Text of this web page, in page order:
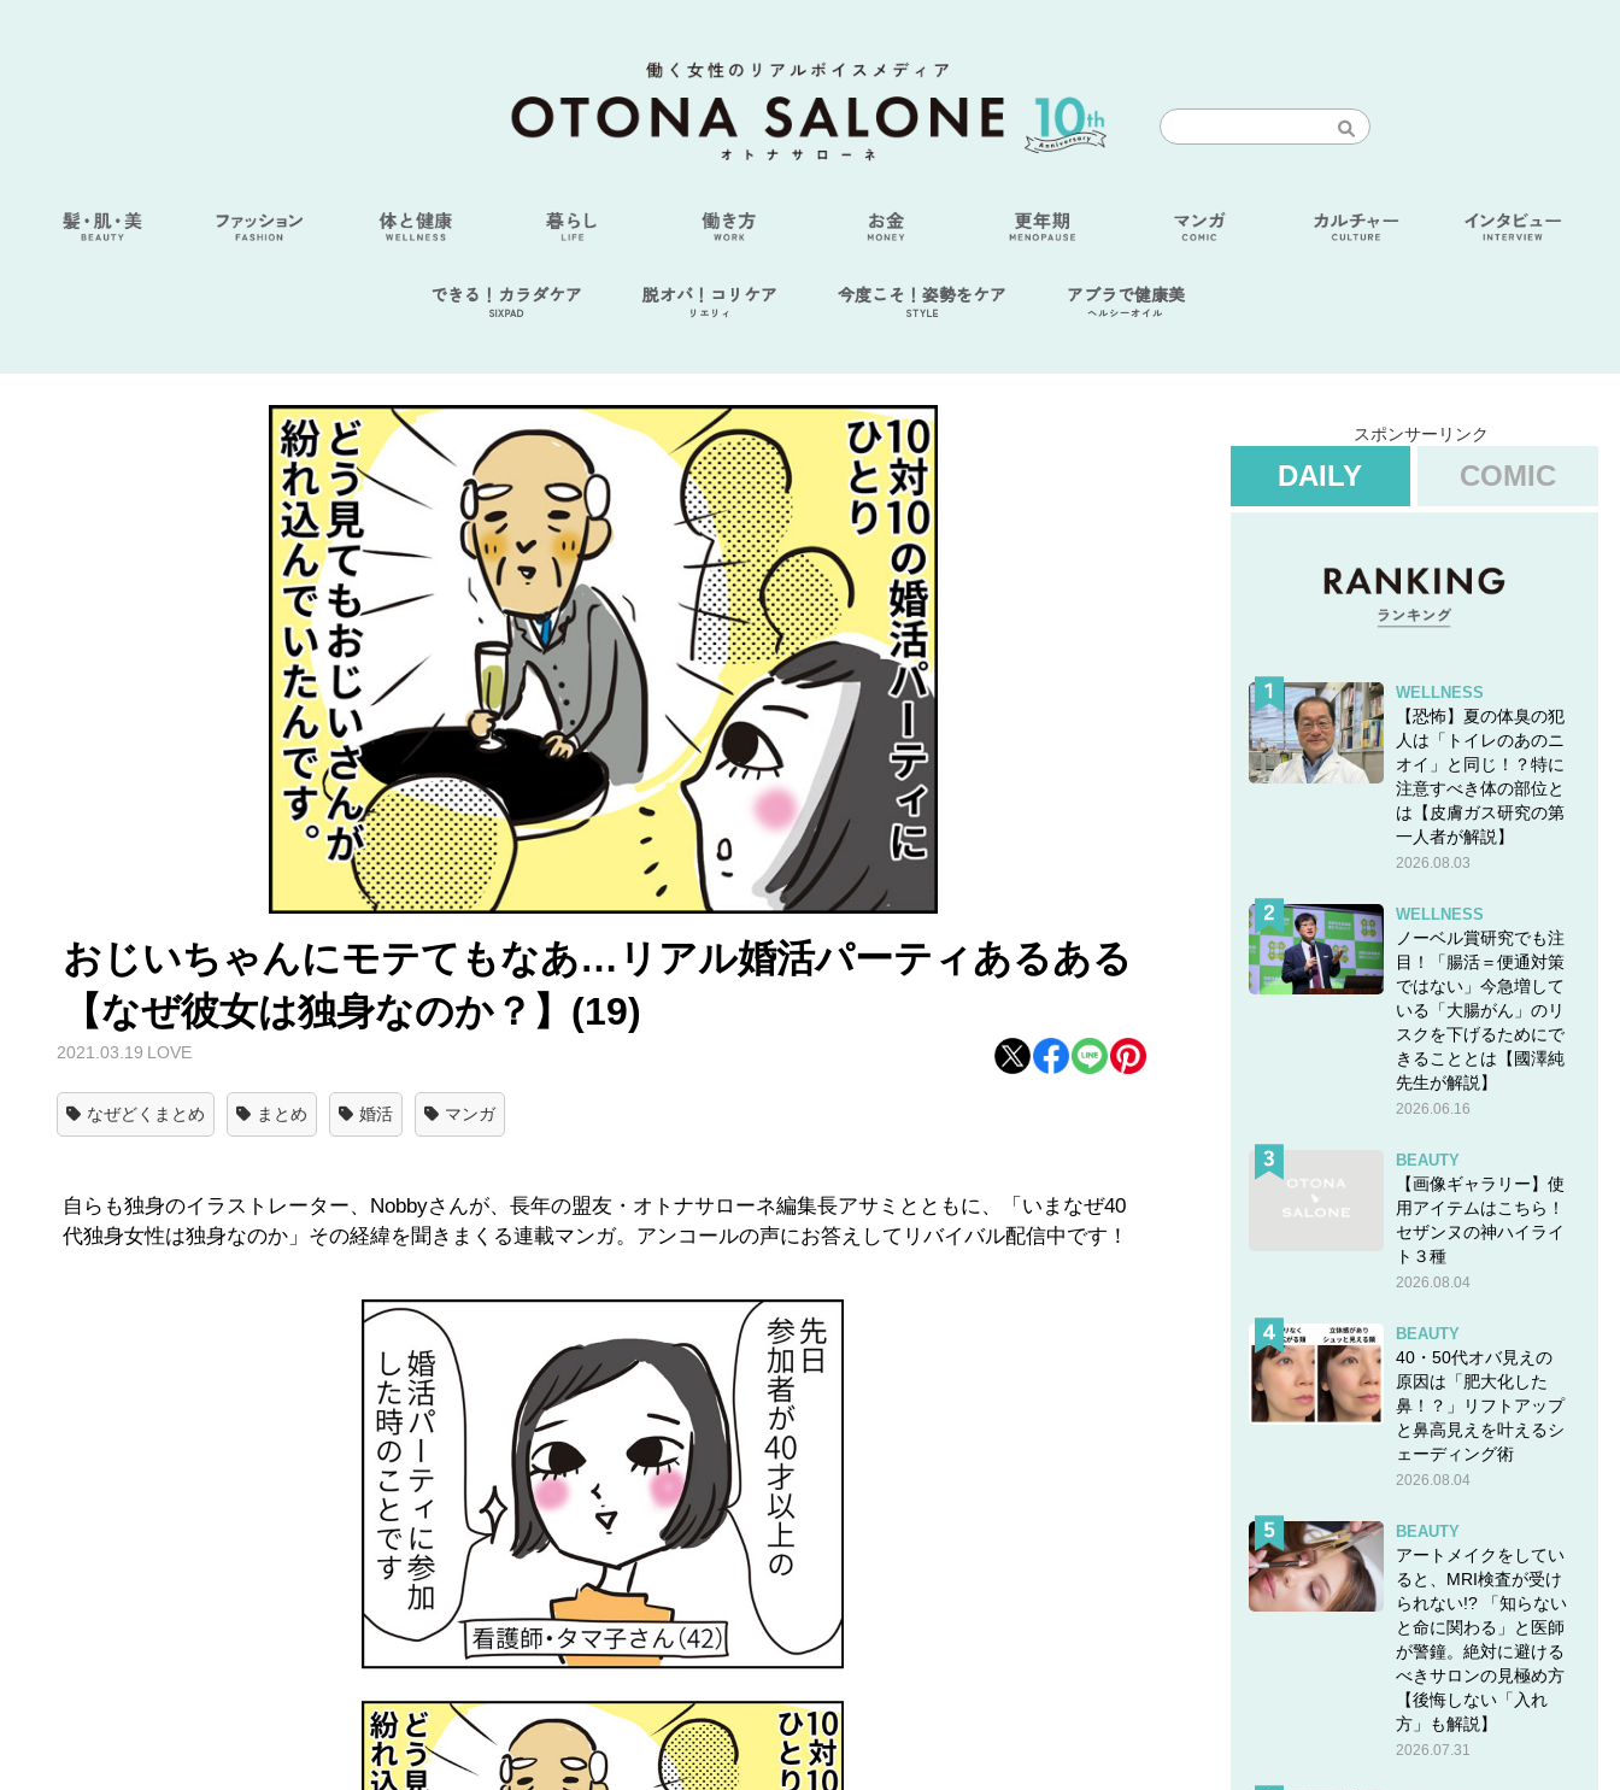
できる！カラダケア
SIXPAD
脱オバ！コリケア
リエリィ
今度こそ！姿勢をケア
STYLE
アブラで健康美
ヘルシーオイル
おじいちゃんにモテてもなあ…リアル婚活パーティあるある
【なぜ彼女は独身なのか？】(19)
2021.03.19 LOVE
なぜどくまとめ まとめ 婚活 マンガ
自らも独身のイラストレーター、Nobbyさんが、長年の盟友・オトナサローネ編集長アサミとともに、「いまなぜ40
代独身女性は独身なのか」その経緯を聞きまくる連載マンガ。アンコールの声にお答えしてリバイバル配信中です！
スポンサーリンク
DAILY COMIC
WELLNESS
【恐怖】夏の体臭の犯
人は「トイレのあのニ
オイ」と同じ！？特に
注意すべき体の部位と
は【皮膚ガス研究の第
一人者が解説】
2026.08.03
WELLNESS
ノーベル賞研究でも注
目！「腸活＝便通対策
ではない」今急増して
いる「大腸がん」のリ
スクを下げるためにで
きることとは【國澤純
先生が解説】
2026.06.16
BEAUTY
【画像ギャラリー】使
用アイテムはこちら！
セザンヌの神ハイライ
ト３種
2026.08.04
BEAUTY
40・50代オバ見えの
原因は「肥大化した
鼻！？」リフトアップ
と鼻高見えを叶えるシ
ェーディング術
2026.08.04
BEAUTY
アートメイクをしてい
ると、MRI検査が受け
られない!? 「知らない
と命に関わる」と医師
が警鐘。絶対に避ける
べきサロンの見極め方
【後悔しない「入れ
方」も解説】
2026.07.31